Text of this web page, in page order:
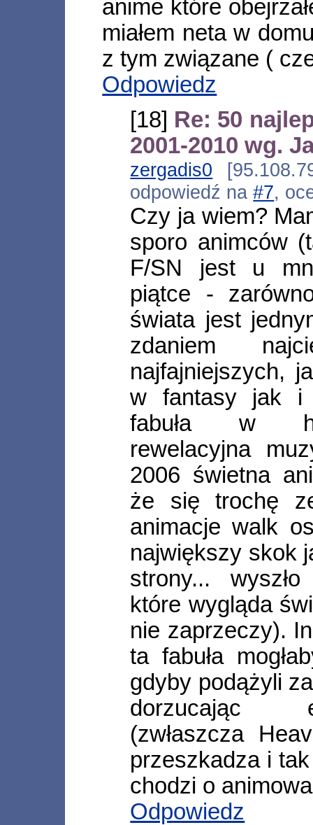
anime które
miałem neta w
z tym związane (
Odpowiedz
[18] Re: 50
2001-2010 wg.
zergadis0
odpowiedź na#7,
Czy ja wiem?
sporo animców
F/SN jest u
piątce -
świata jest
zdaniem
najfajniejszych,
w fantasy jak i
fabuła w
rewelacyjna
2006 świetna
że się trochę
animacje walk
największy skok
strony...
które wygląda
nie zaprzeczy).
ta fabuła
gdyby podążyli
dorzucając
(zwłaszcza
przeszkadza i
chodzi o
Odpowiedz